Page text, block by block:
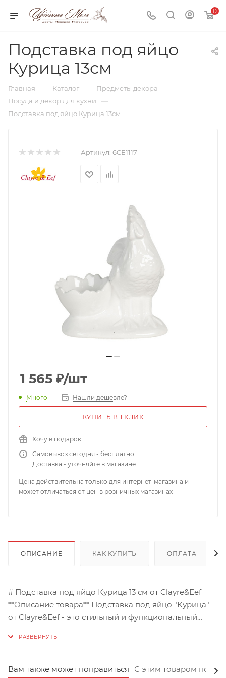
0
Подставка под яйцо
Курица 13см
Главная — Каталог — Предметы декора —
Посуда и декор для кухни —
Подставка под яйцо Курица 13см
Артикул: 6CE1117
1 565 ₽/шт
Много Нашли дешевле?
КУПИТЬ В 1 КЛИК
Хочу в подарок
Самовывоз сегодня - бесплатно
Доставка - уточняйте в магазине
Цена действительна только для интернет-магазина и
может отличаться от цен в розничных магазинах
ОПИСАНИЕ КАК КУПИТЬ ОПЛАТА
# Подставка под яйцо Курица 13 см от Clayre&Eef
**Описание товара** Подставка под яйцо "Курица"
от Clayre&Eef - это стильный и функциональный
любому интерьеру благодаря своему
Вам также может понравиться С этим товаром